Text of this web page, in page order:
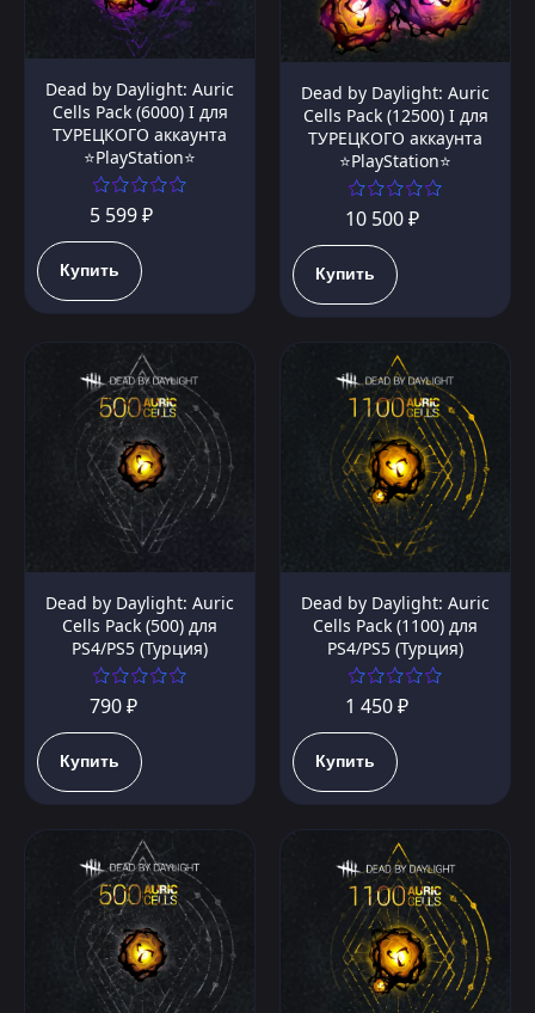
Dead by Daylight: Auric
Cells Pack (6000) I для
ТУРЕЦКОГО аккаунта
⭐PlayStation⭐
5 599 ₽
Купить
Dead by Daylight: Auric
Cells Pack (12500) I для
ТУРЕЦКОГО аккаунта
⭐PlayStation⭐
10 500 ₽
Купить
Dead by Daylight: Auric
Cells Pack (500) для
PS4/PS5 (Турция)
790 ₽
Купить
Dead by Daylight: Auric
Cells Pack (1100) для
PS4/PS5 (Турция)
1 450 ₽
Купить